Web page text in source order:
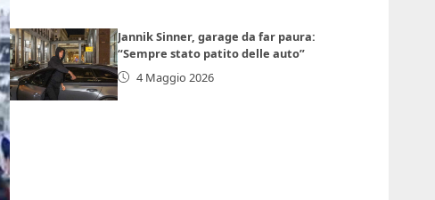
Jannik Sinner, garage da far paura:
“Sempre stato patito delle auto”
4 Maggio 2026